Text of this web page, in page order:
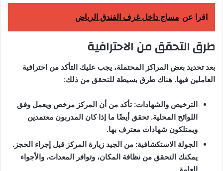
اقرا عن مساج داخل غرف الفندق الرياض
طرق التحقق من الاحترافية
بعد تحديد بعض المراكز المحتملة، يجب عليك التأكد من احترافية
العاملين فيها. هناك طرق بسيطة للتحقق من ذلك:
الترخيص والشهادات: تأكد من أن المركز مرخص ويعمل وفق
اللوائح المحلية. تحقق أيضًا ما إذا كان المدربون معتمدين
ويمتلكون شهادات معترف بها.
الجولة الاستكشافية: من الجيد زيارة المركز قبل إجراء الحجز.
يمكنك التحقق من نظافة المكان، وتوافر المعدات، والأجواء
العامة.